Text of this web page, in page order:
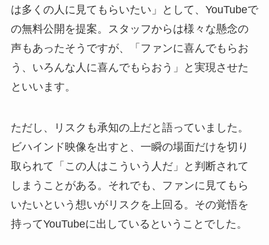
は多くの人に見てもらいたい」として、YouTubeで
の無料公開を提案。スタッフからは様々な懸念の
声もあったそうですが、「ファンに喜んでもらお
う、いろんな人に喜んでもらおう」と実現させた
といいます。
ただし、リスクも承知の上だと語っていました。
ビハインド映像を出すと、一瞬の場面だけを切り
取られて「この人はこういう人だ」と判断されて
しまうことがある。それでも、ファンに見てもら
いたいという想いがリスクを上回る。その覚悟を
持ってYouTubeに出しているということでした。